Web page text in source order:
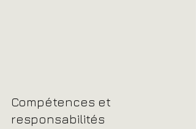
Compétences et
responsabilités